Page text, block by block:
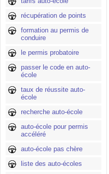
récupération de points
formation au permis de
conduire
le permis probatoire
passer le code en auto-
école
taux de réussite auto-
école
recherche auto-école
auto-école pour permis
accéléré
auto-école pas chère
liste des auto-écoles